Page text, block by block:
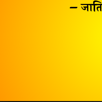
–